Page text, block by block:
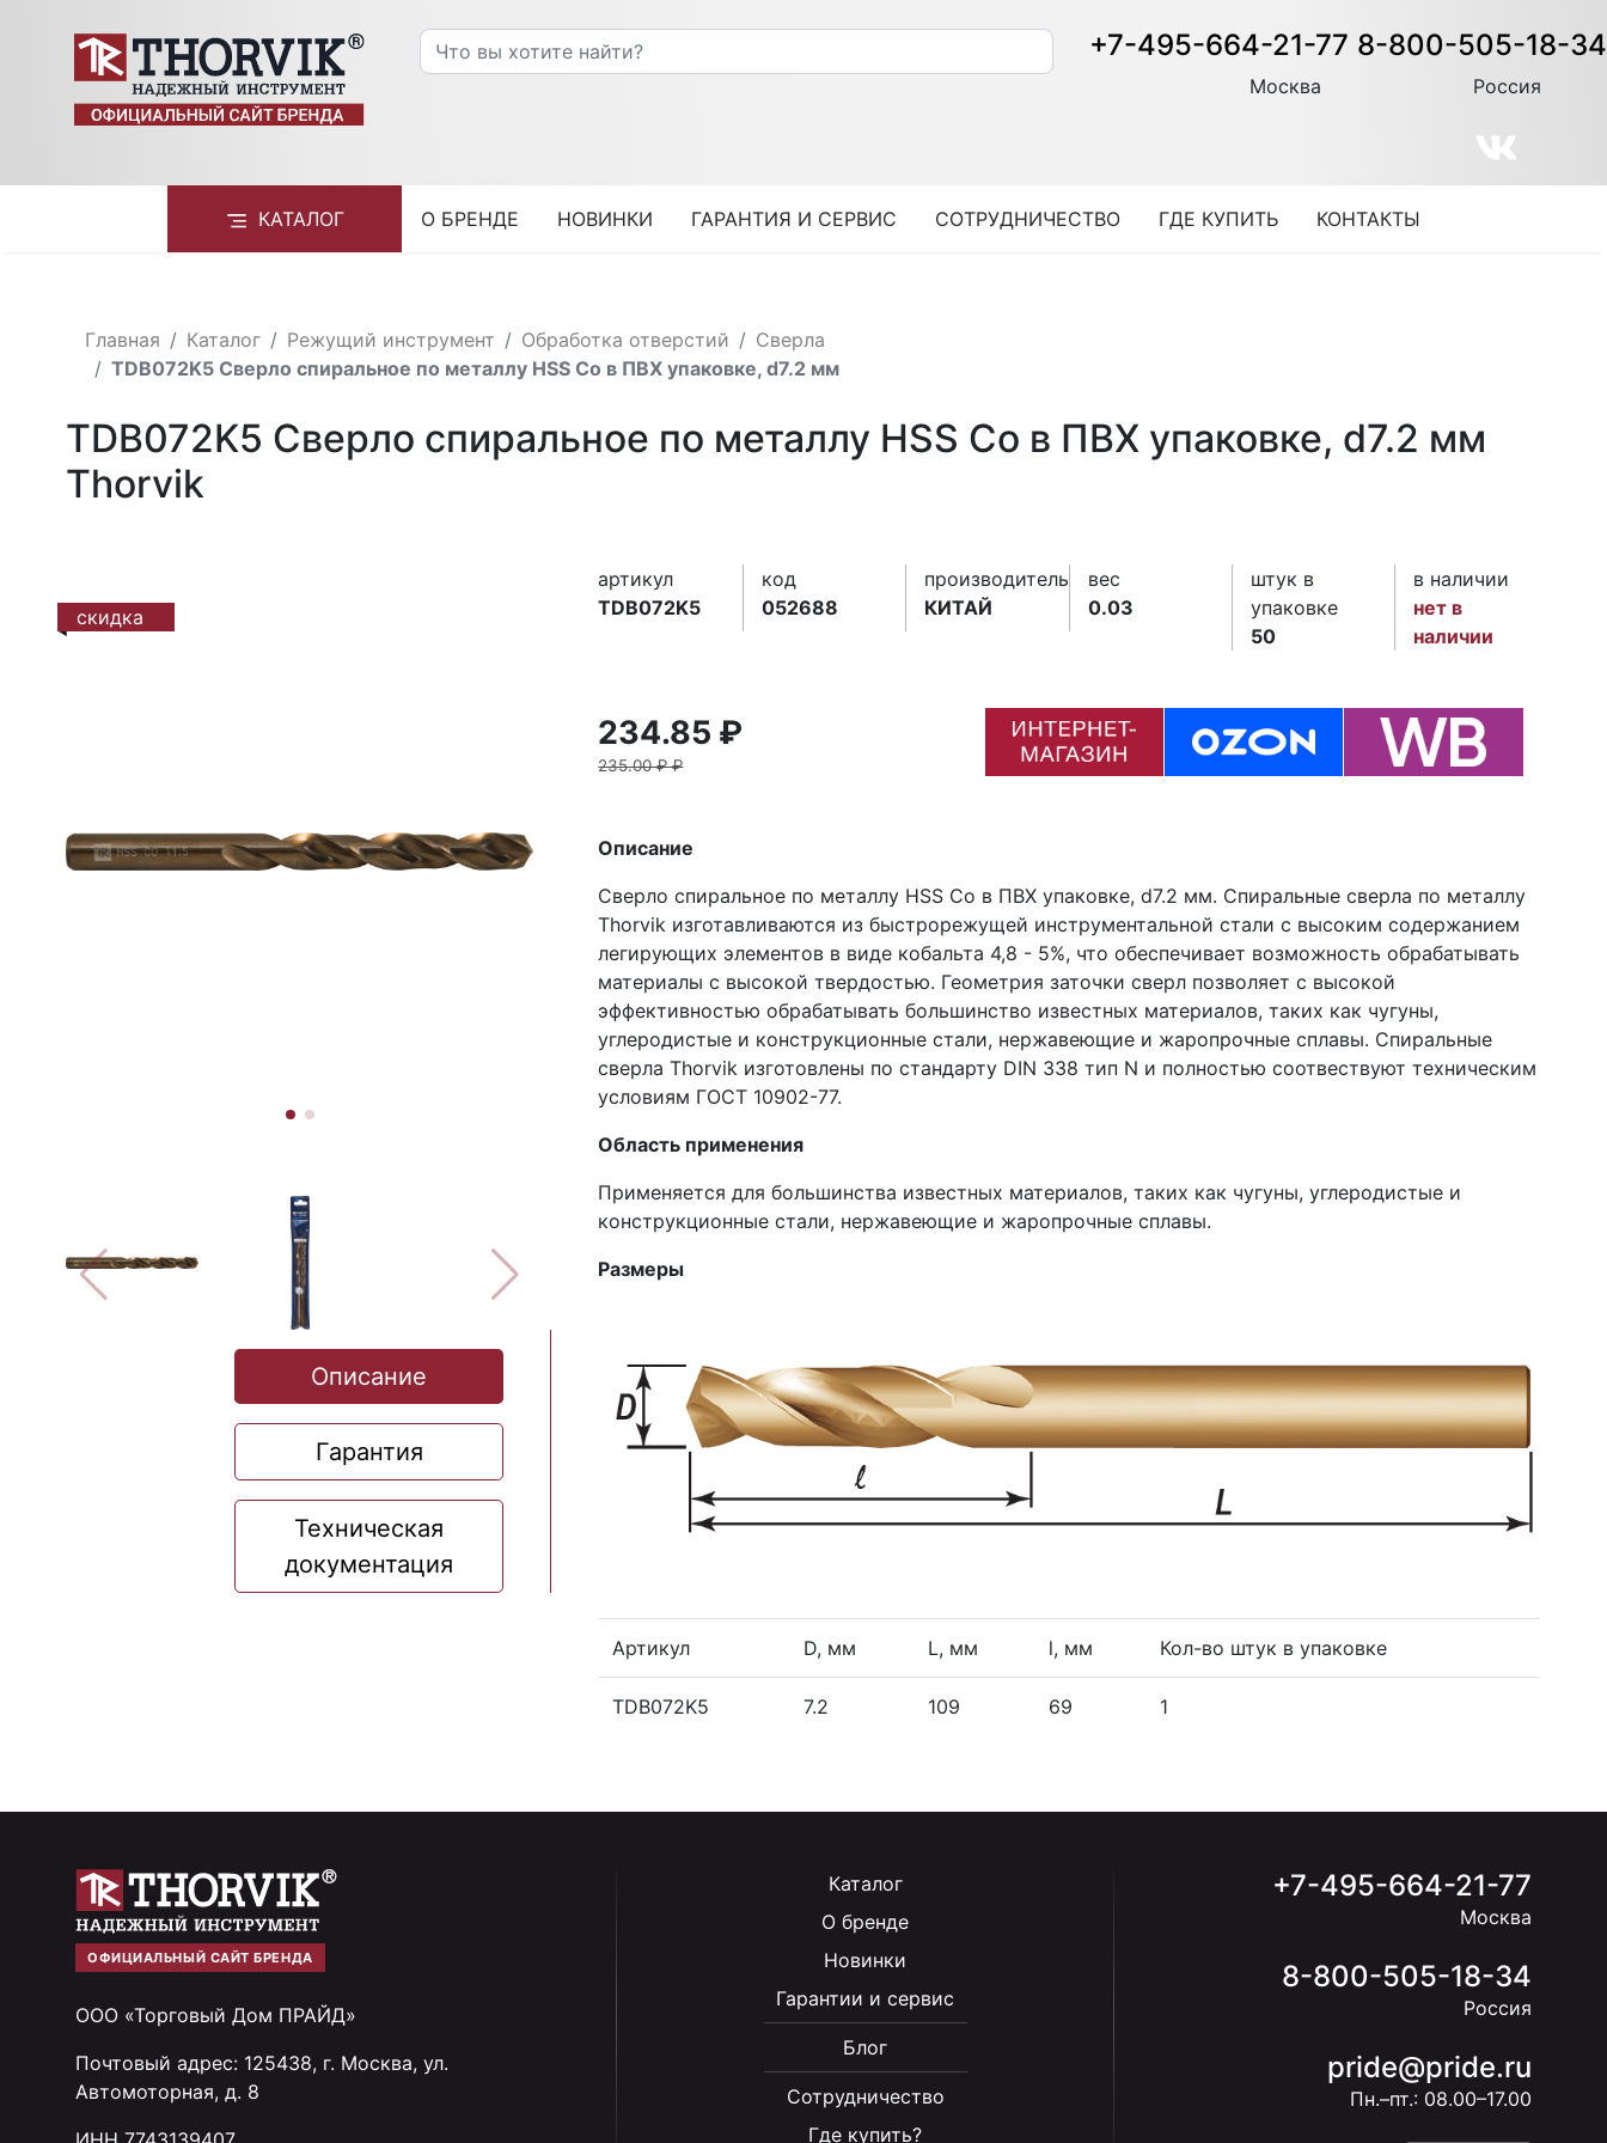
+7-495-664-21-77
Москва
8-800-505-18-34
Россия
КАТАЛОГ О БРЕНДЕ НОВИНКИ ГАРАНТИЯ И СЕРВИС СОТРУДНИЧЕСТВО ГДЕ КУПИТЬ КОНТАКТЫ
Главная Каталог Режущий инструмент Обработка отверстий
Сверла
TDB072K5 Сверло спиральное по металлу HSS Co в ПВХ упаковке, d7.2 мм
TDB072K5 Сверло спиральное по металлу HSS Co в ПВХ упаковке, d7.2 мм
Thorvik
скидка
Описание
Гарантия
Техническая
документация
артикул
TDB072K5
код
052688
производитель
КИТАЙ
вес
0.03
штук в
упаковке
50
в наличии
нет в
наличии
234.85 ₽
235.00 ₽ ₽
Описание
Сверло спиральное по металлу HSS Co в ПВХ упаковке, d7.2 мм. Спиральные сверла по металлу
Thorvik изготавливаются из быстрорежущей инструментальной стали с высоким содержанием
легирующих элементов в виде кобальта 4,8 - 5%, что обеспечивает возможность обрабатывать
материалы с высокой твердостью. Геометрия заточки сверл позволяет с высокой
эффективностью обрабатывать большинство известных материалов, таких как чугуны,
углеродистые и конструкционные стали, нержавеющие и жаропрочные сплавы. Спиральные
сверла Thorvik изготовлены по стандарту DIN 338 тип N и полностью соотвествуют техническим
условиям ГОСТ 10902-77.
Область применения
Применяется для большинства известных материалов, таких как чугуны, углеродистые и
конструкционные стали, нержавеющие и жаропрочные сплавы.
Размеры
Артикул D, мм L, мм l, мм Кол-во штук в упаковке
TDB072K5 7.2 109 69 1
ОФИЦИАЛЬНЫЙ САЙТ БРЕНДА
ООО «Торговый Дом ПРАЙД»
Почтовый адрес: 125438, г. Москва, ул.
Автомоторная, д. 8
Каталог
О бренде
Новинки
Гарантии и сервис
Блог
Сотрудничество
Где купить?
+7-495-664-21-77
Москва
8-800-505-18-34
Россия
pride@pride.ru
Пн.–пт.: 08.00–17.00